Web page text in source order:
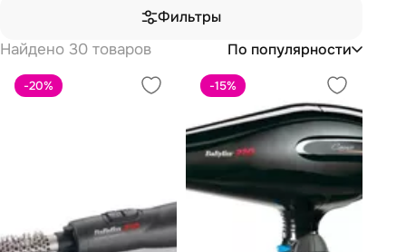
Фильтры
Найдено 30 товаров
По популярности
-20% -15%